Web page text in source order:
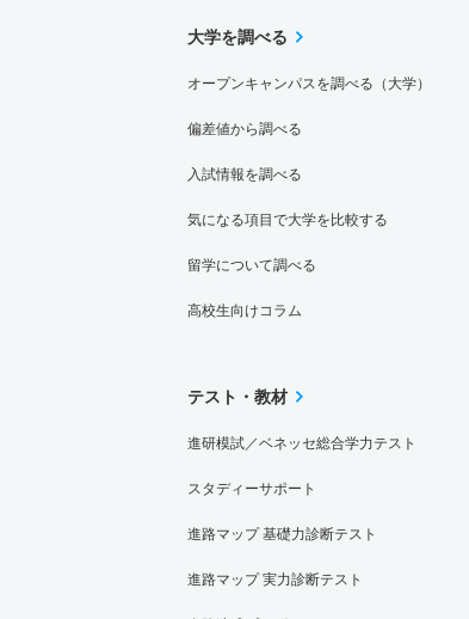
大学を調べる
オープンキャンパスを調べる（大学）
偏差値から調べる
入試情報を調べる
気になる項目で大学を比較する
留学について調べる
高校生向けコラム
テスト・教材
進研模試／ベネッセ総合学力テスト
スタディーサポート
進路マップ 基礎力診断テスト
進路マップ 実力診断テスト